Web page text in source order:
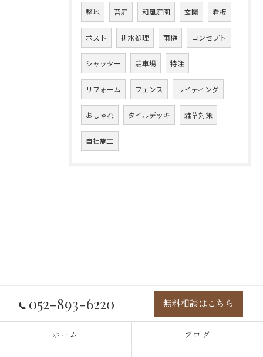
整地 苔庭 和風庭園 玄関 看板
ポスト 排水処理 雨樋 コンセプト
シャッター 駐車場 特注
リフォーム フェンス ライティング
おしゃれ タイルデッキ 雑草対策
自社施工
052-893-6220 無料相談はこちら
ホーム ブログ